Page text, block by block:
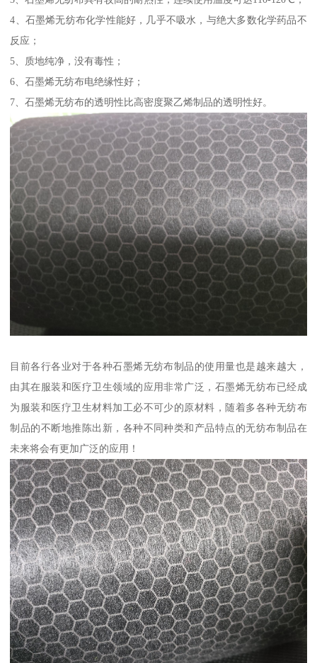
4、石墨烯无纺布化学性能好，几乎不吸水，与绝大多数化学药品不
反应；
5、质地纯净，没有毒性；
6、石墨烯无纺布电绝缘性好；
7、石墨烯无纺布的透明性比高密度聚乙烯制品的透明性好。
目前各行各业对于各种石墨烯无纺布制品的使用量也是越来越大，
由其在服装和医疗卫生领域的应用非常广泛，石墨烯无纺布已经成
为服装和医疗卫生材料加工必不可少的原材料，随着多各种无纺布
制品的不断地推陈出新，各种不同种类和产品特点的无纺布制品在
未来将会有更加广泛的应用！